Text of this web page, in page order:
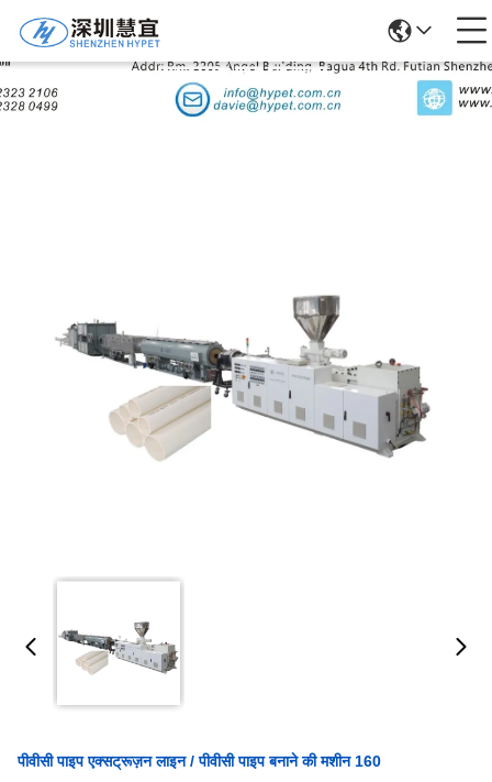
उत्पादों का विवरण
पीवीसी पाइप एक्सट्रूज़न लाइन / पीवीसी पाइप बनाने की मशीन 160